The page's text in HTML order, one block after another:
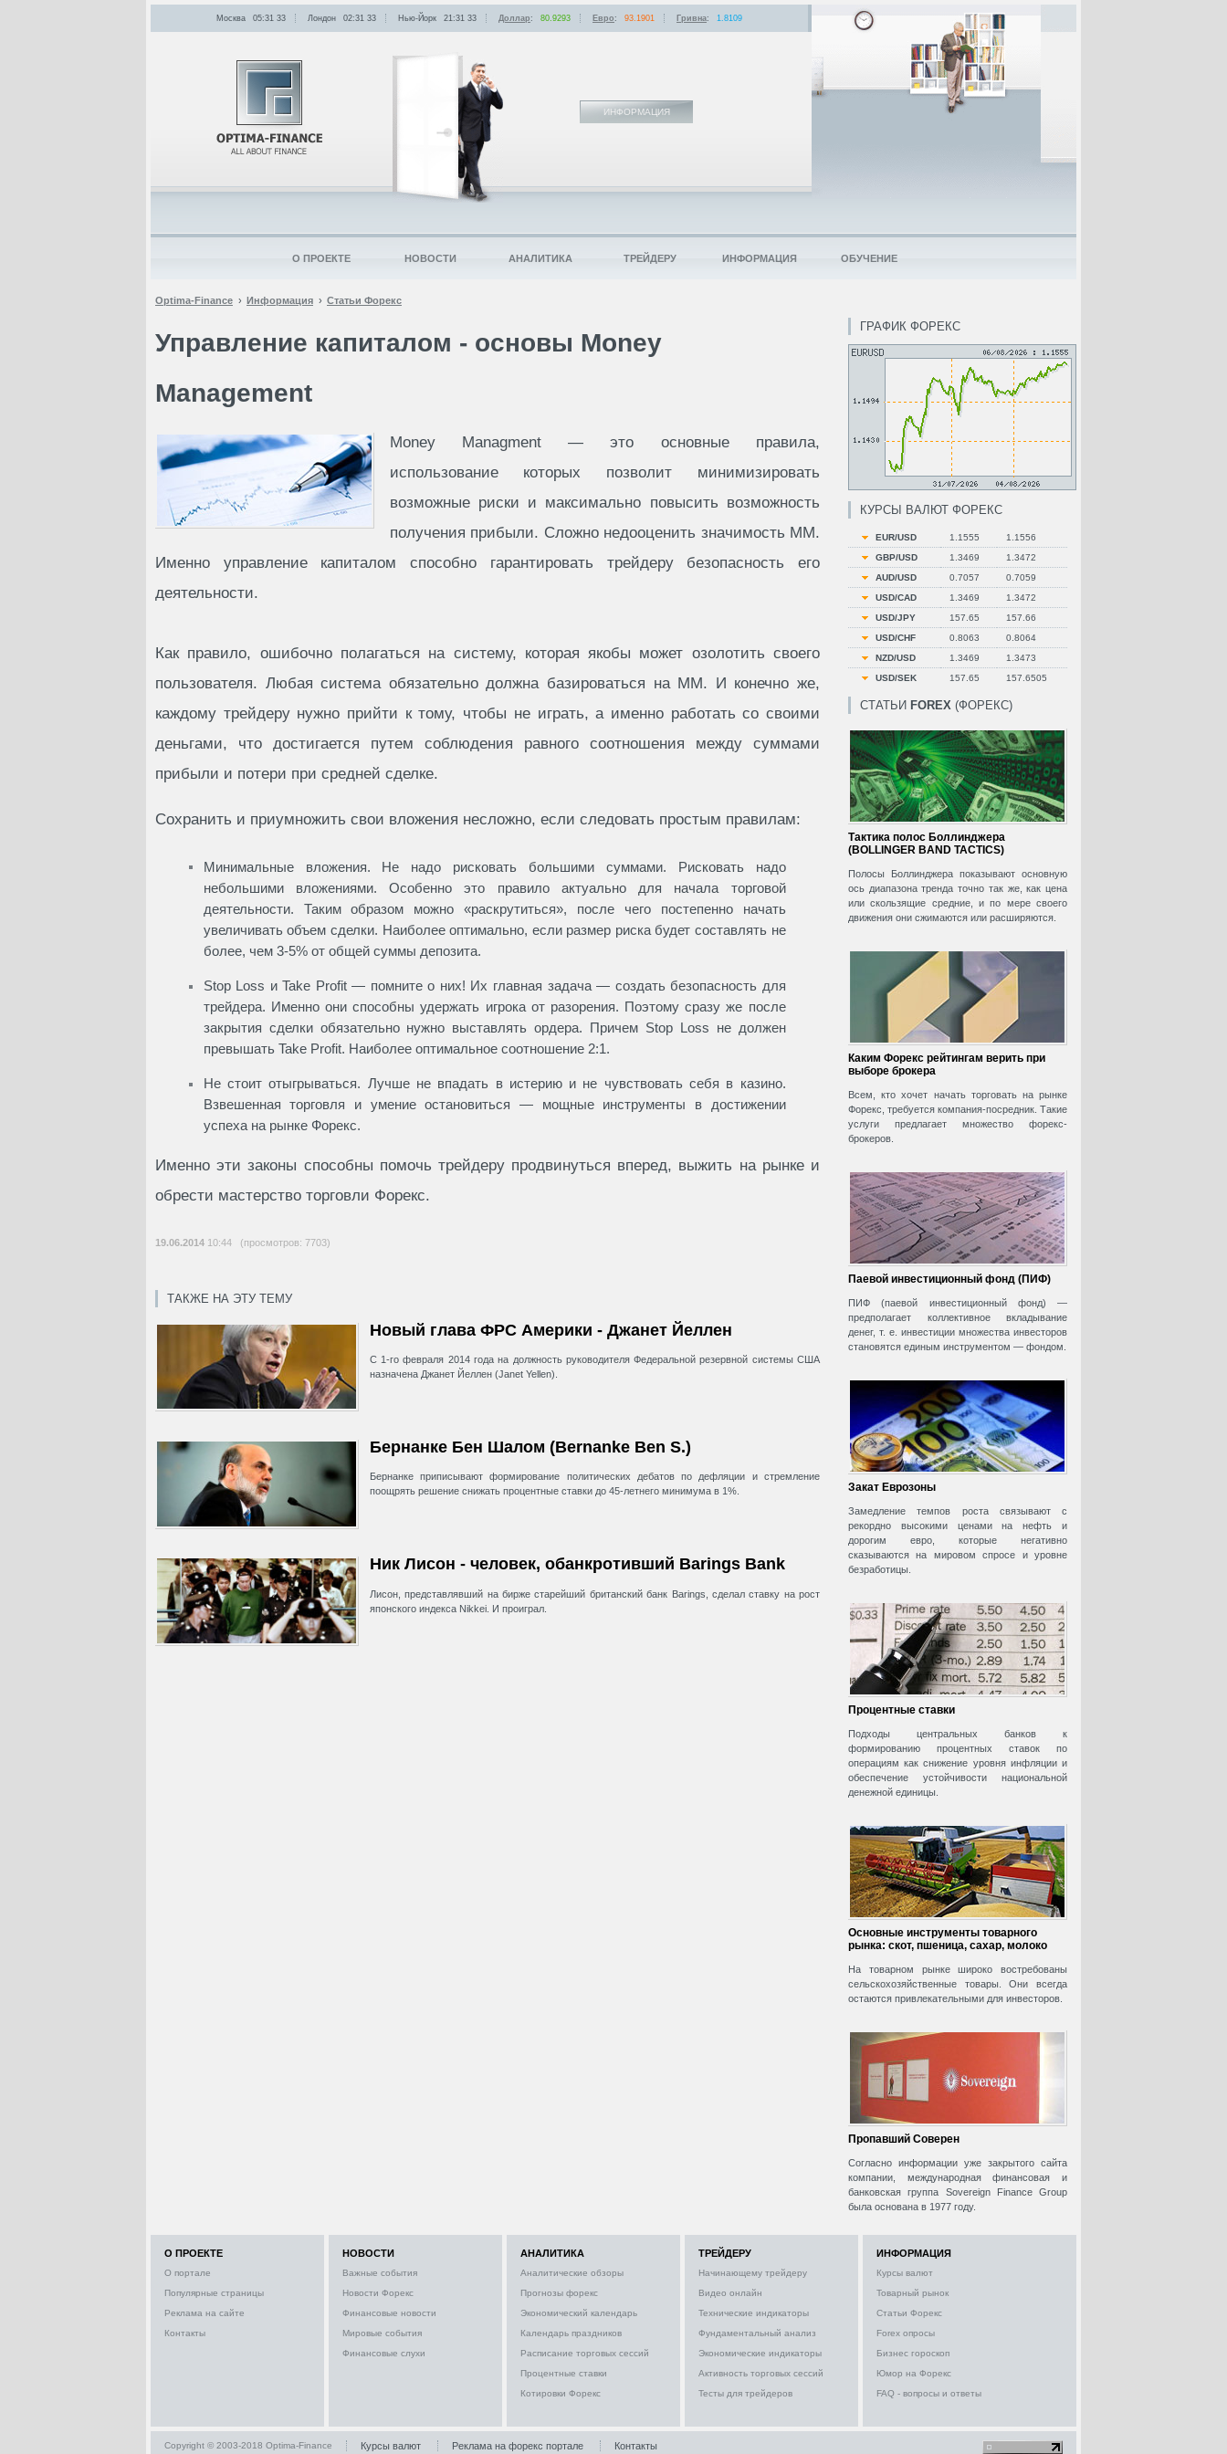
Optima-Finance Информация Статьи Форекс
Управление капиталом - основы Money
Management
Money Managment — это основные правила,
использование которых позволит минимизировать
возможные риски и максимально повысить возможность
получения прибыли. Сложно недооценить значимость MM.
Именно управление капиталом способно гарантировать трейдеру безопасность его
деятельности.
Как правило, ошибочно полагаться на систему, которая якобы может озолотить своего
пользователя. Любая система обязательно должна базироваться на MM. И конечно же,
каждому трейдеру нужно прийти к тому, чтобы не играть, а именно работать со своими
деньгами, что достигается путем соблюдения равного соотношения между суммами
прибыли и потери при средней сделке.
Сохранить и приумножить свои вложения несложно, если следовать простым правилам:
Минимальные вложения. Не надо рисковать большими суммами. Рисковать надо
небольшими вложениями. Особенно это правило актуально для начала торговой
деятельности. Таким образом можно «раскрутиться», после чего постепенно начать
увеличивать объем сделки. Наиболее оптимально, если размер риска будет составлять не
более, чем 3-5% от общей суммы депозита.
Stop Loss и Take Profit — помните о них! Их главная задача — создать безопасность для
трейдера. Именно они способны удержать игрока от разорения. Поэтому сразу же после
закрытия сделки обязательно нужно выставлять ордера. Причем Stop Loss не должен
превышать Take Profit. Наиболее оптимальное соотношение 2:1.
Не стоит отыгрываться. Лучше не впадать в истерию и не чувствовать себя в казино.
Взвешенная торговля и умение остановиться — мощные инструменты в достижении
успеха на рынке Форекс.
Именно эти законы способны помочь трейдеру продвинуться вперед, выжить на рынке и
обрести мастерство торговли Форекс.
19.06.2014 10:44 (просмотров: 7703)
ТАКЖЕ НА ЭТУ ТЕМУ
Новый глава ФРС Америки - Джанет Йеллен
С 1-го февраля 2014 года на должность руководителя Федеральной резервной системы США
назначена Джанет Йеллен (Janet Yellen).
Бернанке Бен Шалом (Bernanke Ben S.)
Бернанке приписывают формирование политических дебатов по дефляции и стремление
поощрять решение снижать процентные ставки до 45-летнего минимума в 1%.
Ник Лисон - человек, обанкротивший Barings Bank
Лисон, представлявший на бирже старейший британский банк Barings, сделал ставку на рост
японского индекса Nikkei. И проиграл.
ГРАФИК ФОРЕКС
КУРСЫ ВАЛЮТ ФОРЕКС
EUR/USD 1.1555
1.1556
GBP/USD
1.3469
1.3472
AUD/USD
0.7057
0.7059
USD/CAD
1.3469
1.3472
USD/JPY
157.65
157.66
USD/CHF
0.8063
0.8064
NZD/USD
1.3469
1.3473
USD/SEK
157.65 157.6505
СТАТЬИ FOREX (ФОРЕКС)
Тактика полос Боллинджера
(BOLLINGER BAND TACTICS)
Полосы Боллинджера показывают основную
ось диапазона тренда точно так же, как цена
или скользящие средние, и по мере своего
движения они сжимаются или расширяются.
Каким Форекс рейтингам верить при
выборе брокера
Всем, кто хочет начать торговать на рынке
Форекс, требуется компания-посредник. Такие
услуги предлагает множество форекс-
брокеров.
Паевой инвестиционный фонд (ПИФ)
ПИФ (паевой инвестиционный фонд) —
предполагает коллективное вкладывание
денег, т. е. инвестиции множества инвесторов
становятся единым инструментом — фондом.
Закат Еврозоны
Замедление темпов роста связывают с
рекордно высокими ценами на нефть и
дорогим евро, которые негативно
сказываются на мировом спросе и уровне
безработицы.
Процентные ставки
Подходы центральных банков к
формированию процентных ставок по
операциям как снижение уровня инфляции и
обеспечение устойчивости национальной
денежной единицы.
Основные инструменты товарного
рынка: скот, пшеница, сахар, молоко
На товарном рынке широко востребованы
сельскохозяйственные товары. Они всегда
остаются привлекательными для инвесторов.
Пропавший Соверен
Согласно информации уже закрытого сайта
компании, международная финансовая и
банковская группа Sovereign Finance Group
была основана в 1977 году.
ИНФОРМАЦИЯ
Москва 05:31 33 Лондон 02:31 33 Нью-Йорк 21:31 33 Доллар: 80.9293 Евро: 93.1901 Гривна: 1.8109
О ПРОЕКТЕ НОВОСТИ АНАЛИТИКА ТРЕЙДЕРУ ИНФОРМАЦИЯ ОБУЧЕНИЕ
О ПРОЕКТЕ
О портале
Популярные страницы
Реклама на сайте
Контакты
НОВОСТИ
Важные события
Новости Форекс
Финансовые новости
Мировые события
Финансовые слухи
АНАЛИТИКА
Аналитические обзоры
Прогнозы форекс
Экономический календарь
Календарь праздников
Расписание торговых сессий
Процентные ставки
Котировки Форекс
ТРЕЙДЕРУ
Начинающему трейдеру
Видео онлайн
Технические индикаторы
Фундаментальный анализ
Экономические индикаторы
Активность торговых сессий
Тесты для трейдеров
ИНФОРМАЦИЯ
Курсы валют
Товарный рынок
Статьи Форекс
Forex опросы
Бизнес гороскоп
Юмор на Форекс
FAQ - вопросы и ответы
Copyright © 2003-2018 Optima-Finance Курсы валют Реклама на форекс портале Контакты